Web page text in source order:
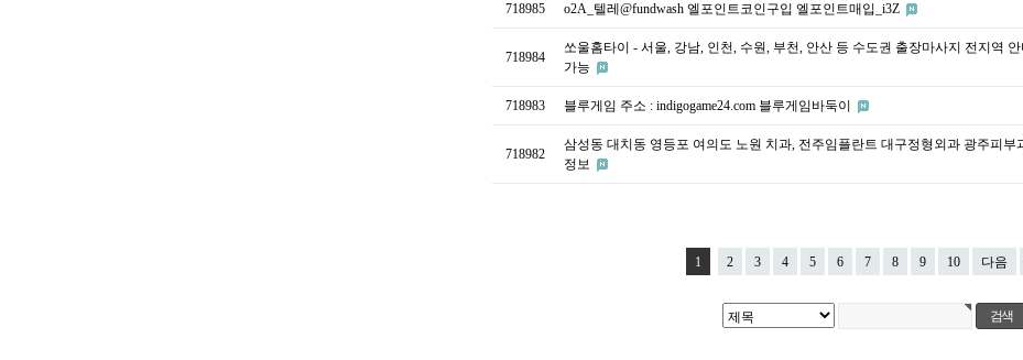
718985 o2A_텔레@fundwash 엘포인트코인구입 엘포인트매입_i3Z
718984
쏘울홈타이 - 서울, 강남, 인천, 수원, 부천, 안산 등 수도권 출장마사지 전지역
가능
718983 블루게임 주소 : indigogame24.com 블루게임바둑이
718982
삼성동 대치동 영등포 여의도 노원 치과, 전주임플란트 대구정형외과 광주피부
정보
1 2 3 4 5 6 7 8 9 10 다음